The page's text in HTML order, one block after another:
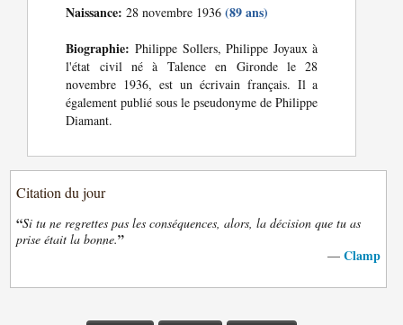
Naissance: 28 novembre 1936(89 ans)
Biographie: Philippe Sollers, Philippe Joyaux à
l'état civil né à Talence en Gironde le 28
novembre 1936, est un écrivain français. Il a
également publié sous le pseudonyme de Philippe
Diamant.
Citation du jour
“Si tu ne regrettes pas les conséquences, alors, la décision que tu as
prise était la bonne.”
— Clamp